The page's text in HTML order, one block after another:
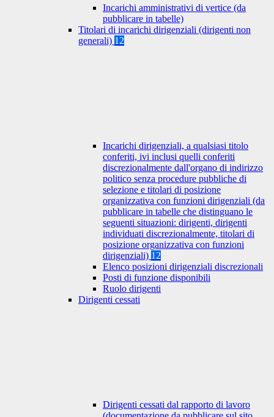
Incarichi amministrativi di vertice (da
pubblicare in tabelle)
Titolari di incarichi dirigenziali (dirigenti non
generali) 12
Incarichi dirigenziali, a qualsiasi titolo
conferiti, ivi inclusi quelli conferiti
discrezionalmente dall'organo di indirizzo
politico senza procedure pubbliche di
selezione e titolari di posizione
organizzativa con funzioni dirigenziali (da
pubblicare in tabelle che distinguano le
seguenti situazioni: dirigenti, dirigenti
individuati discrezionalmente, titolari di
posizione organizzativa con funzioni
dirigenziali) 12
Elenco posizioni dirigenziali discrezionali
Posti di funzione disponibili
Ruolo dirigenti
Dirigenti cessati
Dirigenti cessati dal rapporto di lavoro